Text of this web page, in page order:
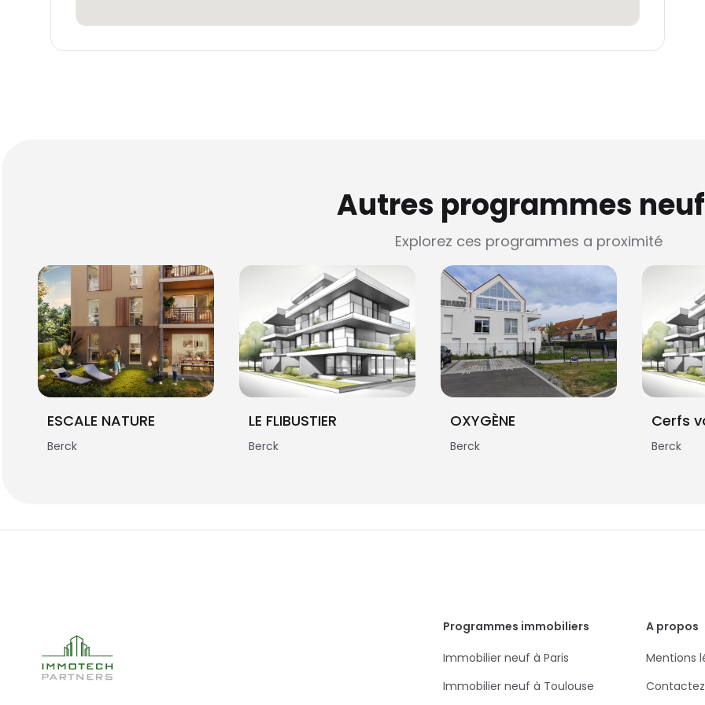
Autres programmes
Explorez ces programmes a proximité
ESCALE NATURE
Berck
LE FLIBUSTIER
Berck
OXYGÈNE
Berck
Cerfs
Berck
Programmes immobiliers
Immobilier neuf à Paris
Immobilier neuf à Toulouse
A propos
Mentions